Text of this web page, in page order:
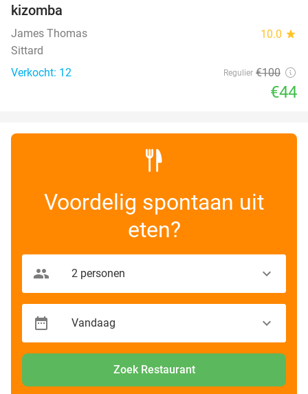
kizomba
James Thomas 10.0 star
Sittard
Verkocht: 12
Regulier €100
€44
Voordelig spontaan uit
eten?
Zoek Restaurant